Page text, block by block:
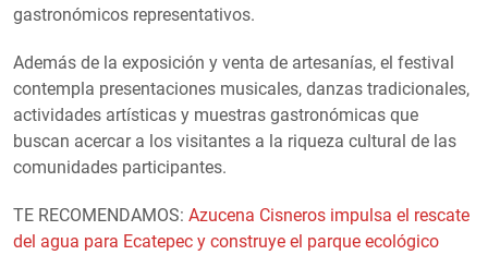
gastronómicos representativos.
Además de la exposición y venta de artesanías, el festival
contempla presentaciones musicales, danzas tradicionales,
actividades artísticas y muestras gastronómicas que
buscan acercar a los visitantes a la riqueza cultural de las
comunidades participantes.
TE RECOMENDAMOS: Azucena Cisneros impulsa el rescate
del agua para Ecatepec y construye el parque ecológico